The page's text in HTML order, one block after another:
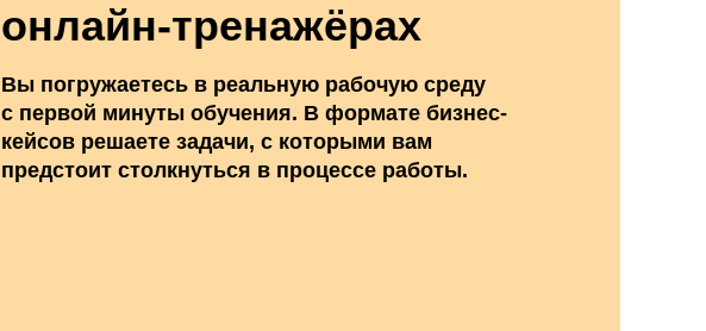
Вы погружаетесь в реальную рабочую среду
с первой минуты обучения. В формате бизнес-
кейсов решаете задачи, с которыми вам
предстоит столкнуться в процессе работы.
онлайн-тренажёрах